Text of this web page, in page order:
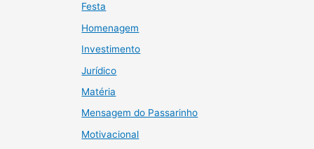
Festa
Homenagem
Investimento
Jurídico
Matéria
Mensagem do Passarinho
Motivacional